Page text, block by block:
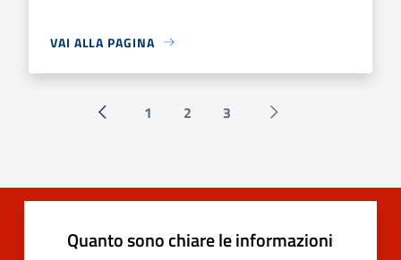
VAI ALLA PAGINA
« Precedente
1 2 3 Successiva »
Quanto sono chiare le informazioni